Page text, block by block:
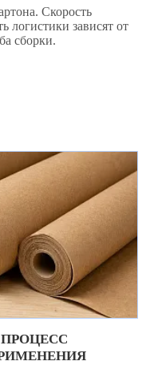
Скорость
логистики зависят от
сборки.